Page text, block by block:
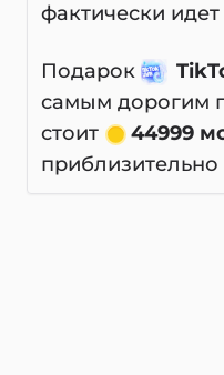
фактически
Подарок
самым дорогим
стоит
44999
приблизительно